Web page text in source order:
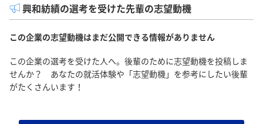
興和紡績の選考を受けた先輩の志望動機
この企業の志望動機はまだ公開できる情報がありません
この企業の選考を受けた人へ。後輩のために志望動機を投稿しま
せんか？ あなたの就活体験や「志望動機」を参考にしたい後輩
がたくさんいます！